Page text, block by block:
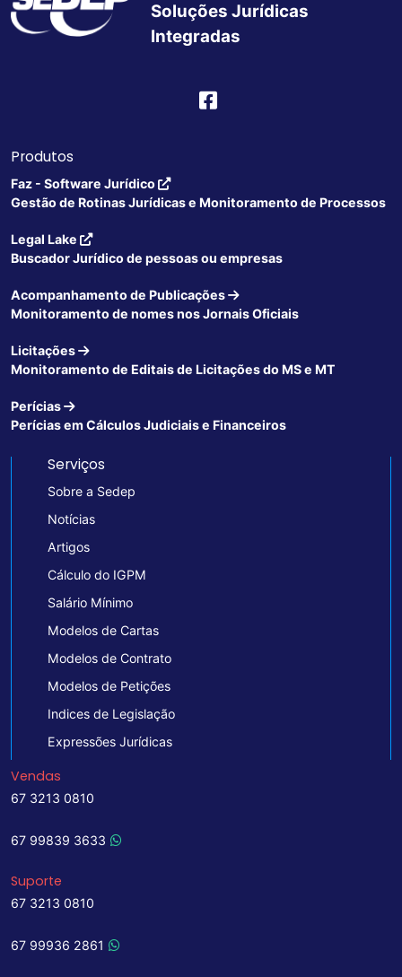
Soluções Jurídicas
Integradas
Produtos
Faz - Software Jurídico
Gestão de Rotinas Jurídicas e Monitoramento de Processos
Legal Lake
Buscador Jurídico de pessoas ou empresas
Acompanhamento de Publicações
Monitoramento de nomes nos Jornais Oficiais
Licitações
Monitoramento de Editais de Licitações do MS e MT
Perícias
Perícias em Cálculos Judiciais e Financeiros
Serviços
Sobre a Sedep
Notícias
Artigos
Cálculo do IGPM
Salário Mínimo
Modelos de Cartas
Modelos de Contrato
Modelos de Petições
Indices de Legislação
Expressões Jurídicas
Vendas
67 3213 0810
67 99839 3633
Suporte
67 3213 0810
67 99936 2861